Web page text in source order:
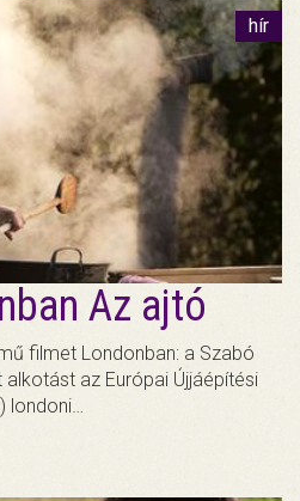
hír
Az ajtó
filmet Londonban: a Szabó
az Európai Újjáépítési
londoni…